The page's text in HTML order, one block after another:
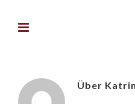
springen
Über